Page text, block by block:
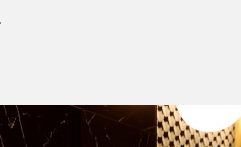
Welke
Autojournalist
?
De